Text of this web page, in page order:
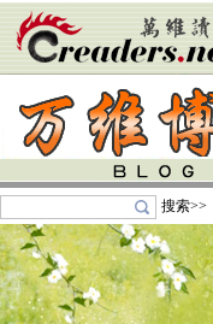
搜索>>